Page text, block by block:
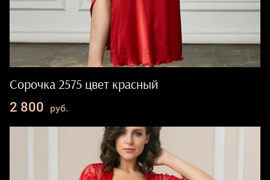
Сорочка 2575 цвет красный
2 800 руб.